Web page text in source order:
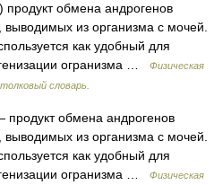
обмена андрогенов
из организма с мочей.
как удобный для
огранизма …
Физическая
словарь.
продукт обмена андрогенов
из организма с мочей.
как удобный для
огранизма …
Физическая